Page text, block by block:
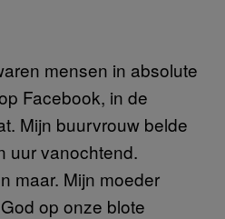
mensen in absolute
Facebook, in de
Mijn buurvrouw belde
uur vanochtend.
maar. Mijn moeder
op onze blote